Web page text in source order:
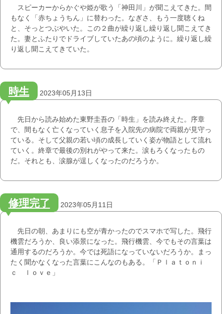
スピーカーからかぐや姫が歌う「神田川」が聞こえてきた。間
もなく「赤ちょうちん」に替わった。なぎさ、もう一度聴くね
と、そっとつぶやいた。この２曲が繰り返し繰り返し聞こえてき
た。妻とふたりでドライブしていたあの頃のように。繰り返し繰
り返し聞こえてきていた。
時生 2023年05月13日
先日から読み始めた東野圭吾の「時生」を読み終えた。序章
で、間もなく亡くなっていく息子を入院先の病院で両親が見守っ
ている。そして父親の若い頃の成長していく姿が物語として流れ
ていく。終章で最後の別れがやって来た。涙もろくなったもの
だ。それとも、涙腺が逞しくなったのだろうか。
修理完了 2023年05月11日
先日の朝、あまりにも空が青かったのでスマホで写した。飛行
機雲だろうか、良い添景になった。飛行機雲、今でもその言葉は
通用するのだろうか。今では死語になっていないだろうか。まっ
たく聞かなくなった言葉にこんなのもある。「Ｐｌａｔｏｎｉ
ｃ ｌｏｖｅ」